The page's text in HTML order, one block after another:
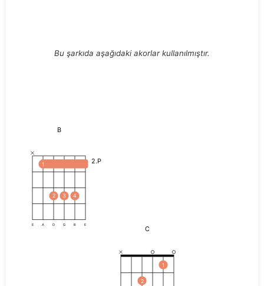
Bu şarkıda aşağıdaki akorlar kullanılmıştır.
B
2.P
1
2 3 4
E A D G B E C
2
1